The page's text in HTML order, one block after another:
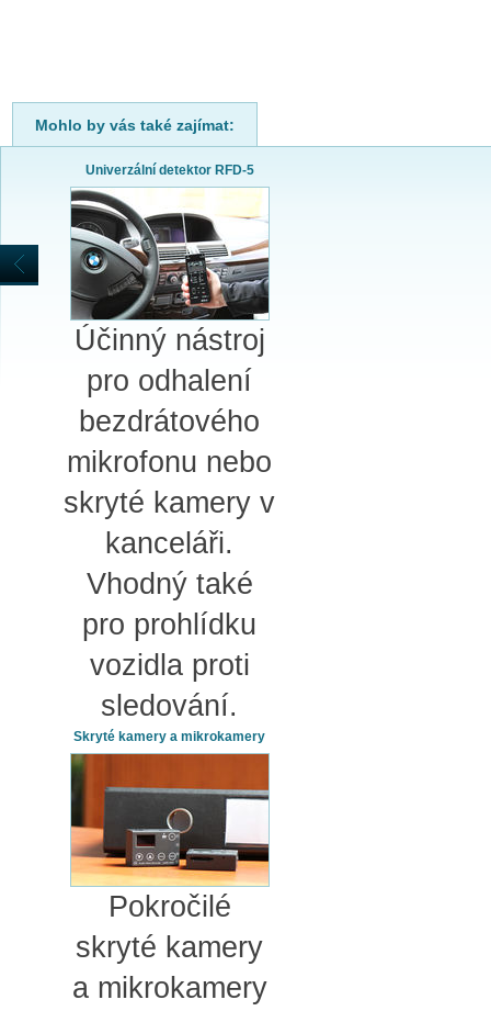
Mohlo by vás také zajímat:
Univerzální detektor RFD-5
Účinný nástroj
pro odhalení
bezdrátového
mikrofonu nebo
skryté kamery v
kanceláři.
Vhodný také
pro prohlídku
vozidla proti
sledování.
Skryté kamery a mikrokamery
Pokročilé
skryté kamery
a mikrokamery